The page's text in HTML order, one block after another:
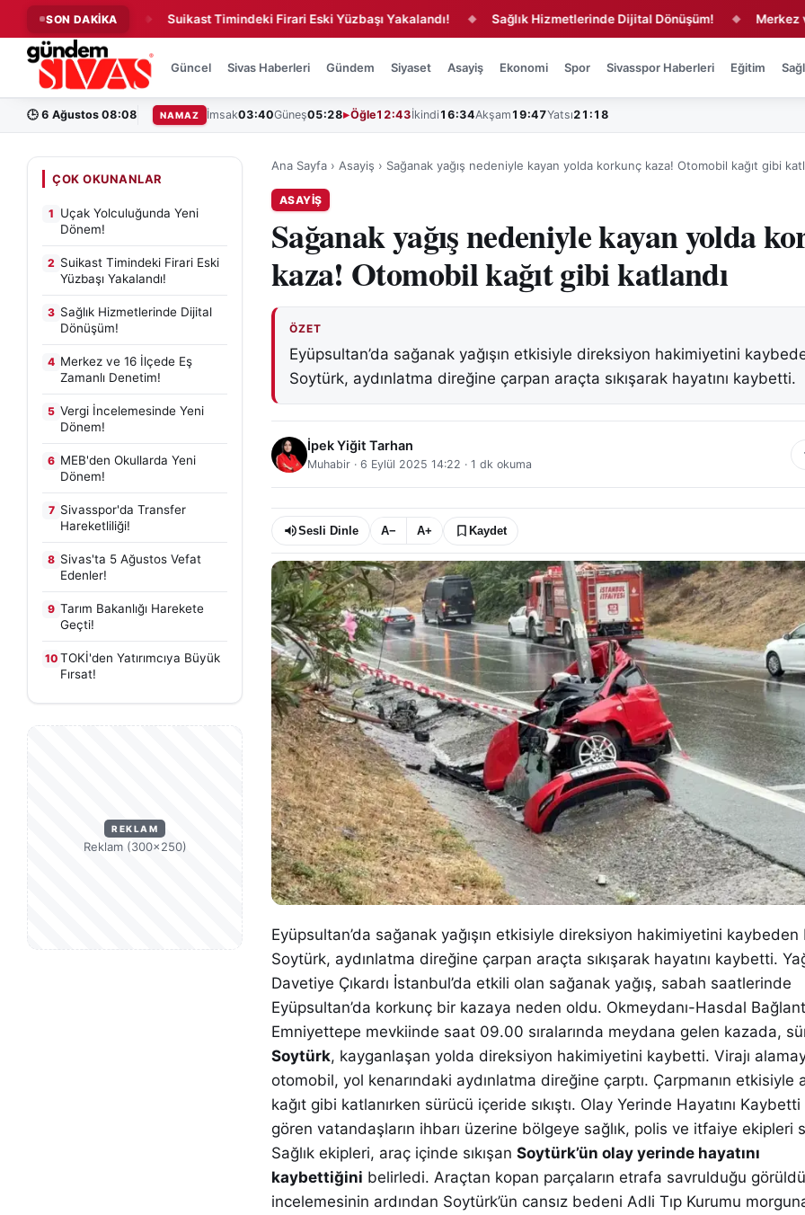
SON DAKİKA
Yeni Dönem! ◆ Suikast Timindeki Firari Eski Yüzbaşı Yakalandı! ◆ Sağlık Hizmetlerinde Dijital Dönüşüm! ◆ Merkez ve 16
Güncel Sivas Haberleri Gündem Siyaset Asayiş Ekonomi Spor Sivasspor Haberleri Eğitim
🕒 6 Ağustos 08:08 NAMAZ İmsak03:40Güneş05:28 Öğle12:43İkindi 16:34Akşam 19:47Yatsı21:18
ÇOK OKUNANLAR
1 Uçak Yolculuğunda Yeni
Dönem!
2 Suikast Timindeki Firari Eski
Yüzbaşı Yakalandı!
3 Sağlık Hizmetlerinde Dijital
Dönüşüm!
4 Merkez ve 16 İlçede Eş
Zamanlı Denetim!
5 Vergi İncelemesinde Yeni
Dönem!
6 MEB'den Okullarda Yeni
Dönem!
7 Sivasspor'da Transfer
Hareketliliği!
8 Sivas'ta 5 Ağustos Vefat
Edenler!
9 Tarım Bakanlığı Harekete
Geçti!
10 TOKİ'den Yatırımcıya Büyük
Fırsat!
REKLAM
Reklam (300×250)
Ana Sayfa › Asayiş › Sağanak yağış nedeniyle kayan yolda korkunç kaza! Otomobil kağıt gibi
ASAYIŞ
Sağanak yağış nedeniyle kayan yolda
kaza! Otomobil kağıt gibi katlandı
ÖZET
Eyüpsultan’da sağanak yağışın etkisiyle direksiyon hakimiyetini
Soytürk, aydınlatma direğine çarpan araçta sıkışarak hayatını kaybetti.
İpek Yiğit Tarhan
Muhabir · 6 Eylül 2025 14:22 · 1 dk okuma
Sesli Dinle A− A+ Kaydet
Eyüpsultan’da sağanak yağışın etkisiyle direksiyon hakimiyetini kaybeden
Soytürk, aydınlatma direğine çarpan araçta sıkışarak hayatını kaybetti.
Davetiye Çıkardı İstanbul’da etkili olan sağanak yağış, sabah saatlerinde
Eyüpsultan’da korkunç bir kazaya neden oldu. Okmeydanı-Hasdal
Emniyettepe mevkiinde saat 09.00 sıralarında meydana gelen kazada,
Soytürk, kayganlaşan yolda direksiyon hakimiyetini kaybetti. Virajı
otomobil, yol kenarındaki aydınlatma direğine çarptı. Çarpmanın etkisiyle
kağıt gibi katlanırken sürücü içeride sıkıştı. Olay Yerinde Hayatını Kaybetti
gören vatandaşların ihbarı üzerine bölgeye sağlık, polis ve itfaiye ekipleri
Sağlık ekipleri, araç içinde sıkışan Soytürk’ün olay yerinde hayatını
kaybettiğini belirledi. Araçtan kopan parçaların etrafa savrulduğu görüldü.
incelemesinin ardından Soytürk’ün cansız bedeni Adli Tıp Kurumu morguna